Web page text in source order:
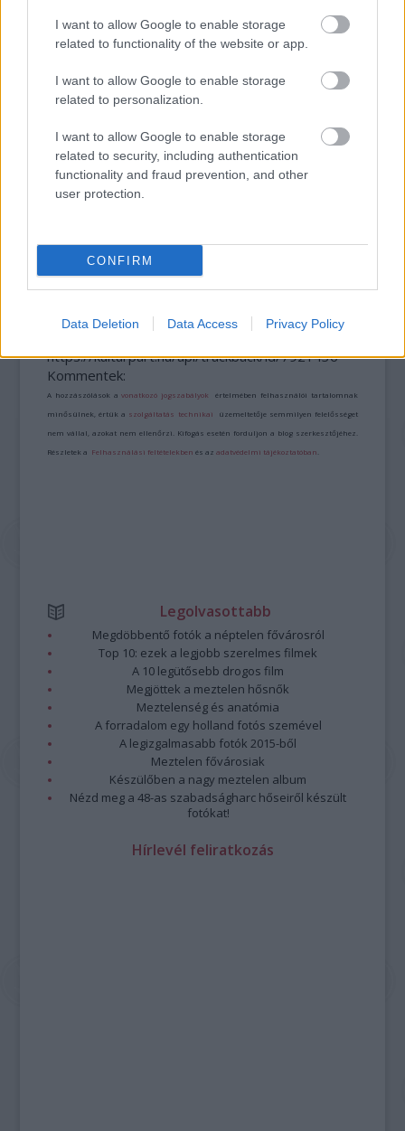
I want to allow Google to enable storage
related to functionality of the website or app.
I want to allow Google to enable storage
related to personalization.
I want to allow Google to enable storage
related to security, including authentication
functionality and fraud prevention, and other
user protection.
CONFIRM
Data Deletion Data Access Privacy Policy
„NEM TÖBB EZER EMBERRE UTAZUNK, HANEM
EGY VÁLOGATOTT TÁRSASÁGRA”
KELEMEN LÁSZLÓT KOSSUTH-DÍJJAL ISMERTÉK
https://kulturpart.hu/api/trackback/id/7921436
Kommentek:
A hozzászólások avonatkozó jogszabályok értelmében felhasználói tartalomnak
minősülnek, értük a szolgáltatás technikai üzemeltetője semmilyen felelősséget
nem vállal, azokat nem ellenőrzi. Kifogás esetén forduljon a blog szerkesztőjéhez.
Részletek a Felhasználási feltételekben és azadatvédelmi tájékoztatóban
Legolvasottabb
Megdöbbentő fotók a néptelen fővárosról
Top 10: ezek a legjobb szerelmes filmek
A 10 legütősebb drogos film
Megjöttek a meztelen hősnők
Meztelenség és anatómia
A forradalom egy holland fotós szemével
A legizgalmasabb fotók 2015-ből
Meztelen fővárosiak
Készülőben a nagy meztelen album
Nézd meg a 48-as szabadságharc hőseiről készült
fotókat!
Hírlevél feliratkozás